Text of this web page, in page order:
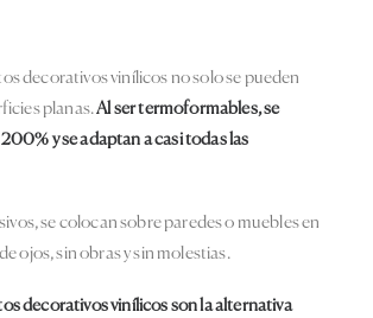
decorativos vinílicos no solo se pueden
planas.Al ser termoformables, se
y se adaptan a casi todas las
se colocan sobre paredes o muebles en
ojos, sin obras y sin molestias.
decorativos vinílicos son la alternativa